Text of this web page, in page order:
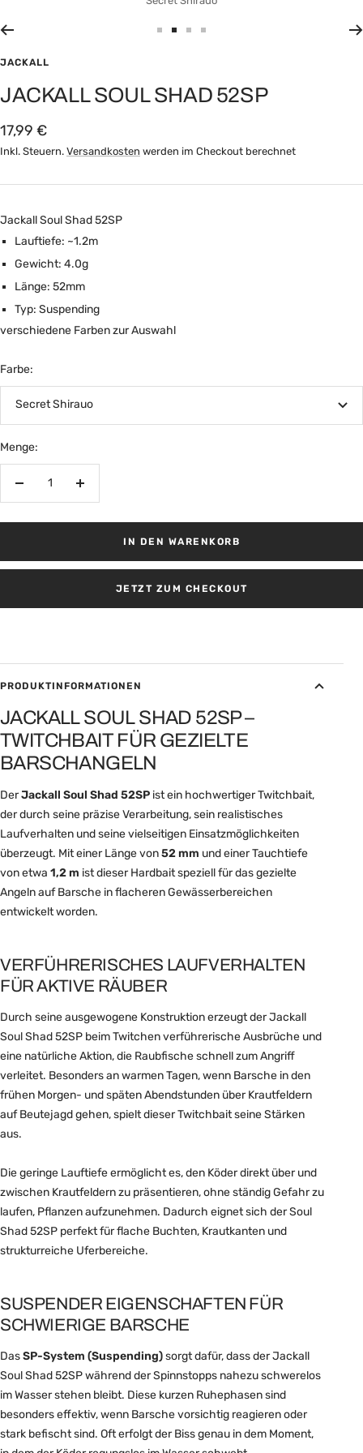
gehen
gehen
gehengehen
JACKALL
JACKALL SOUL SHAD 52SP
Angebotspreis
17,99 €
Inkl. Steuern. Versandkosten werden im Checkout berechnet
Jackall Soul Shad 52SP
Lauftiefe: ~1.2m
Gewicht: 4.0g
Länge: 52mm
Typ: Suspending
verschiedene Farben zur Auswahl
Farbe:
Secret Shirauo
Menge:
Menge
IN DEN WARENKORB
JETZT ZUM CHECKOUT
PRODUKTINFORMATIONEN
JACKALL SOUL SHAD 52SP –
TWITCHBAIT FÜR GEZIELTE
BARSCHANGELN
DerJackall Soul Shad 52SP ist ein hochwertiger Twitchbait,
der durch seine präzise Verarbeitung, sein realistisches
Laufverhalten und seine vielseitigen Einsatzmöglichkeiten
überzeugt. Mit einer Länge von52 mm und einer Tauchtiefe
von etwa 1,2 m ist dieser Hardbait speziell für das gezielte
Angeln auf Barsche in flacheren Gewässerbereichen
entwickelt worden.
VERFÜHRERISCHES LAUFVERHALTEN
FÜR AKTIVE RÄUBER
Durch seine ausgewogene Konstruktion erzeugt der Jackall
Soul Shad 52SP beim Twitchen verführerische Ausbrüche und
eine natürliche Aktion, die Raubfische schnell zum Angriff
verleitet. Besonders an warmen Tagen, wenn Barsche in den
frühen Morgen- und späten Abendstunden über Krautfeldern
auf Beutejagd gehen, spielt dieser Twitchbait seine Stärken
aus.
Die geringe Lauftiefe ermöglicht es, den Köder direkt über und
zwischen Krautfeldern zu präsentieren, ohne ständig Gefahr zu
laufen, Pflanzen aufzunehmen. Dadurch eignet sich der Soul
Shad 52SP perfekt für flache Buchten, Krautkanten und
strukturreiche Uferbereiche.
SUSPENDER EIGENSCHAFTEN FÜR
SCHWIERIGE BARSCHE
DasSP-System (Suspending)sorgt dafür, dass der Jackall
Soul Shad 52SP während der Spinnstopps nahezu schwerelos
im Wasser stehen bleibt. Diese kurzen Ruhephasen sind
besonders effektiv, wenn Barsche vorsichtig reagieren oder
stark befischt sind. Oft erfolgt der Biss genau in dem Moment,